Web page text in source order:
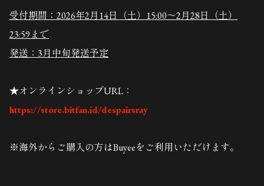
受付期間：2026年2月14日（土）15:00～2月28日（土）
23:59まで
発送：3月中旬発送予定
★オンラインショップURL：
https://store.bitfan.id/despairsray
※海外からご購入の方はBuyeeをご利用いただけます。